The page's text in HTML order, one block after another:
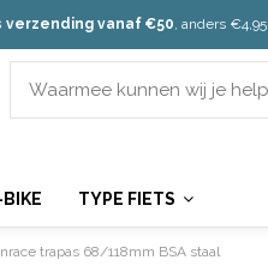
verzending vanaf €50, anders €4,95
BIKE TYPE FIETS
trapas 68/118mm BSA staal